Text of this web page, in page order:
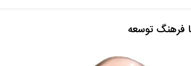
فرهنگ توسعه